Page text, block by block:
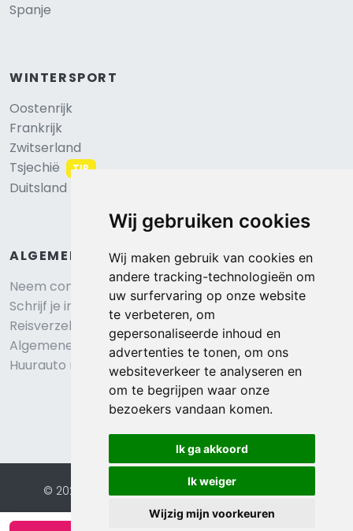
Wij gebruiken cookies
Wij maken gebruik van cookies en
andere tracking-technologieën om
uw surfervaring op onze website
te verbeteren, om
gepersonaliseerde inhoud en
advertenties te tonen, om ons
websiteverkeer te analyseren en
om te begrijpen waar onze
bezoekers vandaan komen.
Ik ga akkoord
Ik weiger
Wijzig mijn voorkeuren
Spanje
WINTERSPORT
Oostenrijk
Frankrijk
Zwitserland
Tsjechië
TIP
Duitsland
ALGEMEEN
Neem contact op
Schrijf je in voor onze nieuwsbrief
Reisverzekering afsluiten
Algemene voorwaarden
Huurauto reserveren
© 2026 Eurochalets | Website door FalcoTravel
Veilig online betalen met